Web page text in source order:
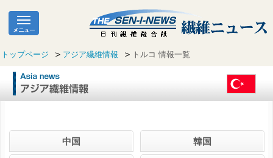
トップページ アジア繊維情報 トルコ 情報一覧
中国 韓国